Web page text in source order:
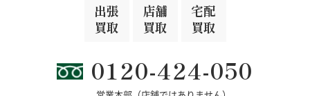
出張
買取
店舗
買取
宅配
買取
0120-424-050